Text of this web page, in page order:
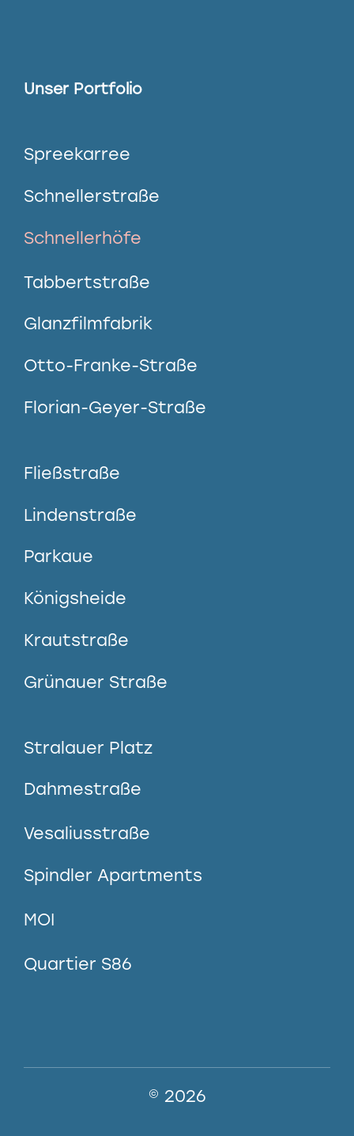
Unser Portfolio
Spreekarree
Schnellerstraße
Schnellerhöfe
Tabbertstraße
Glanzfilmfabrik
Otto-Franke-Straße
Florian-Geyer-Straße
Fließstraße
Lindenstraße
Parkaue
Königsheide
Krautstraße
Grünauer Straße
Stralauer Platz
Dahmestraße
Vesaliusstraße
Spindler Apartments
MOI
Quartier S86
© 2026